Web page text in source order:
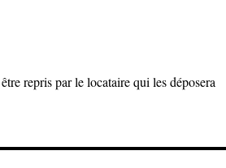
repris par le locataire qui les déposera